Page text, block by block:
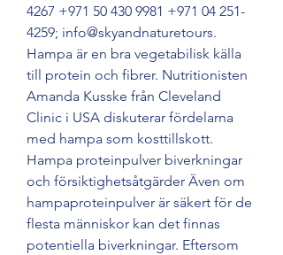
4267 +971 50 430 9981 +971 04 251-
4259; info@skyandnaturetours.
Hampa är en bra vegetabilisk källa
till protein och fibrer. Nutritionisten
Amanda Kusske från Cleveland
Clinic i USA diskuterar fördelarna
med hampa som kosttillskott.
Hampa proteinpulver biverkningar
och försiktighetsåtgärder Även om
hampaproteinpulver är säkert för de
flesta människor kan det finnas
potentiella biverkningar. Eftersom